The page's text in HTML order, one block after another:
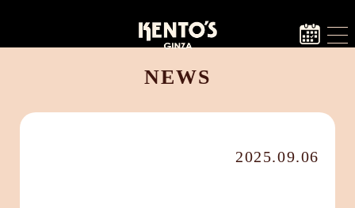
NEWS
2025.09.06